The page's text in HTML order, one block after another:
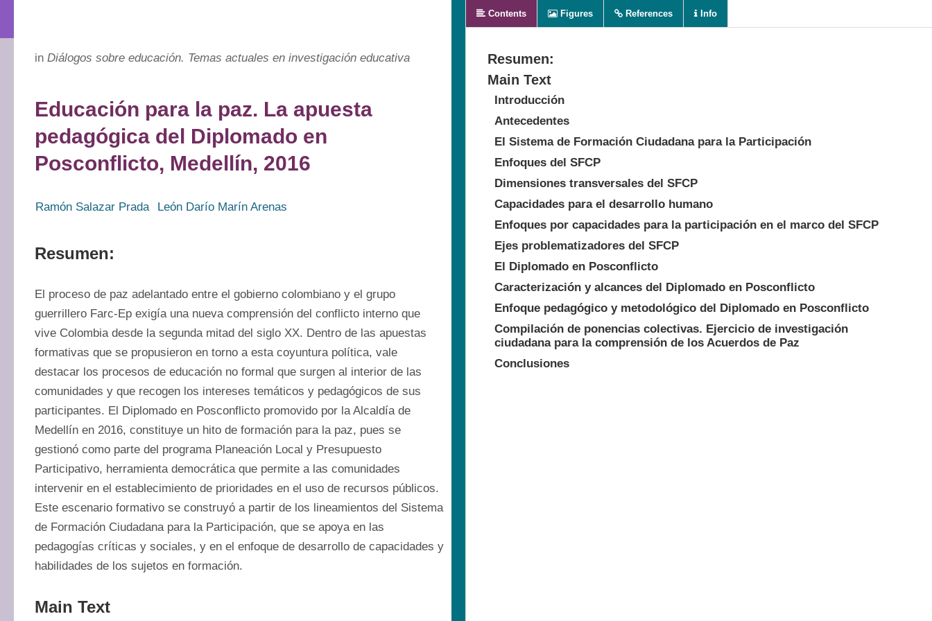
in Diálogos sobre educación. Temas actuales en investigación educativa
Educación para la paz. La apuesta
pedagógica del Diplomado en
Posconflicto, Medellín, 2016
Ramón Salazar Prada León Darío Marín Arenas
Resumen:
El proceso de paz adelantado entre el gobierno colombiano y el grupo
guerrillero Farc-Ep exigía una nueva comprensión del conflicto interno que
vive Colombia desde la segunda mitad del siglo XX. Dentro de las apuestas
formativas que se propusieron en torno a esta coyuntura política, vale
destacar los procesos de educación no formal que surgen al interior de las
comunidades y que recogen los intereses temáticos y pedagógicos de sus
participantes. El Diplomado en Posconflicto promovido por la Alcaldía de
Medellín en 2016, constituye un hito de formación para la paz, pues se
gestionó como parte del programa Planeación Local y Presupuesto
Participativo, herramienta democrática que permite a las comunidades
intervenir en el establecimiento de prioridades en el uso de recursos públicos.
Este escenario formativo se construyó a partir de los lineamientos del Sistema
de Formación Ciudadana para la Participación, que se apoya en las
pedagogías críticas y sociales, y en el enfoque de desarrollo de capacidades y
habilidades de los sujetos en formación.
Main Text
Resumen:
Main Text
Introducción
Antecedentes
El Sistema de Formación Ciudadana para la Participación
Enfoques del SFCP
Dimensiones transversales del SFCP
Capacidades para el desarrollo humano
Enfoques por capacidades para la participación en el marco del SFCP
Ejes problematizadores del SFCP
El Diplomado en Posconflicto
Caracterización y alcances del Diplomado en Posconflicto
Enfoque pedagógico y metodológico del Diplomado en Posconflicto
Compilación de ponencias colectivas. Ejercicio de investigación
ciudadana para la comprensión de los Acuerdos de Paz
Conclusiones
Contents Figures References Info